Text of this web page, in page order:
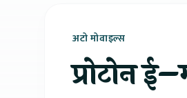
अटो मोवाइल्स
प्रोटोन